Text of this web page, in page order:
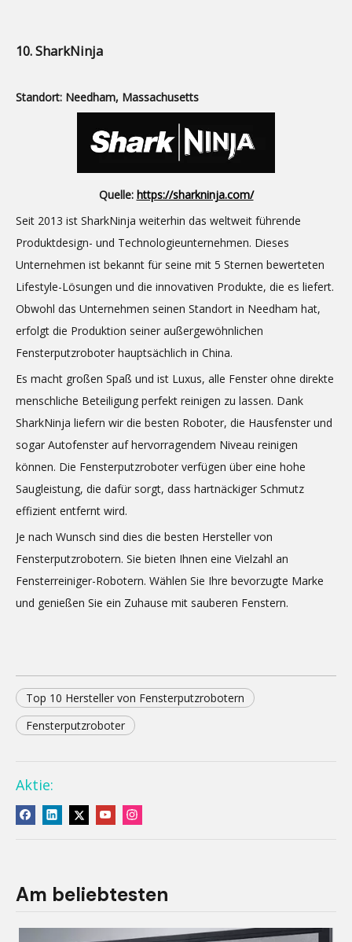
10. SharkNinja
Standort: Needham, Massachusetts
Quelle: https://sharkninja.com/
Seit 2013 ist SharkNinja weiterhin das weltweit führende
Produktdesign- und Technologieunternehmen. Dieses
Unternehmen ist bekannt für seine mit 5 Sternen bewerteten
Lifestyle-Lösungen und die innovativen Produkte, die es liefert.
Obwohl das Unternehmen seinen Standort in Needham hat,
erfolgt die Produktion seiner außergewöhnlichen
Fensterputzroboter hauptsächlich in China.
Es macht großen Spaß und ist Luxus, alle Fenster ohne direkte
menschliche Beteiligung perfekt reinigen zu lassen. Dank
SharkNinja liefern wir die besten Roboter, die Hausfenster und
sogar Autofenster auf hervorragendem Niveau reinigen
können. Die Fensterputzroboter verfügen über eine hohe
Saugleistung, die dafür sorgt, dass hartnäckiger Schmutz
effizient entfernt wird.
Je nach Wunsch sind dies die besten Hersteller von
Fensterputzrobotern. Sie bieten Ihnen eine Vielzahl an
Fensterreiniger-Robotern. Wählen Sie Ihre bevorzugte Marke
und genießen Sie ein Zuhause mit sauberen Fenstern.
Top 10 Hersteller von Fensterputzrobotern
Fensterputzroboter
Aktie:
Am beliebtesten